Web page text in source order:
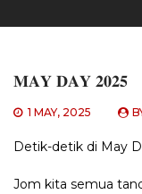
𝐌𝐀𝐘 𝐃𝐀𝐘 𝟐𝟎𝟐𝟓
1 MAY, 2025
Detik-detik di May
Jom kita semua